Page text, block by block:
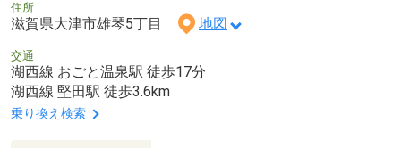
住所
滋賀県大津市雄琴5丁目 地図
交通
湖西線 おごと温泉駅 徒歩17分
湖西線 堅田駅 徒歩3.6km
乗り換え検索